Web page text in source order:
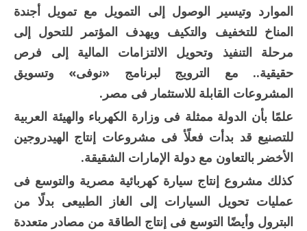
الموارد وتيسير الوصول إلى التمويل مع تمويل أجندة
المناخ للتخفيف والتكيف ويهدف المؤتمر للتحول إلى
مرحلة التنفيذ وتحويل الالتزامات المالية إلى فرص
حقيقية.. مع الترويج لبرنامج «نوفى» وتسويق
المشروعات القابلة للاستثمار فى مصر.
علمًا بأن الدولة ممثلة فى وزارة الكهرباء والهيئة العربية
للتصنيع قد بدأت فعلًأ فى مشروعات إنتاج الهيدروجين
الأخضر بالتعاون مع دولة الإمارات الشقيقة.
كذلك مشروع إنتاج سيارة كهربائية مصرية والتوسع فى
عمليات تحويل السيارات إلى الغاز الطبيعى بدلًا من
البترول وأيضًا التوسع فى إنتاج الطاقة من مصادر متعددة